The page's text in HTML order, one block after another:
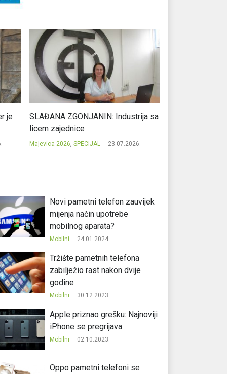
je
SLAĐANA ZGONJANIN: Industrija sa
licem zajednice
Majevica 2026, SPECIJAL 23.07.2026.
Novi pametni telefon zauvijek
mijenja način upotrebe
mobilnog aparata?
Mobilni 24.01.2024.
Tržište pametnih telefona
zabilježio rast nakon dvije
godine
Mobilni 30.12.2023.
Apple priznao grešku: Najnoviji
iPhone se pregrijava
Mobilni 02.10.2023.
Oppo pametni telefoni se